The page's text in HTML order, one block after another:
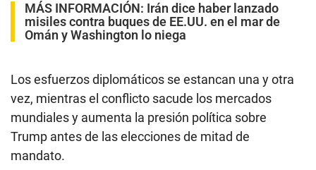
MÁS INFORMACIÓN: Irán dice haber lanzado
misiles contra buques de EE.UU. en el mar de
Omán y Washington lo niega
Los esfuerzos diplomáticos se estancan una y otra
vez, mientras el conflicto sacude los mercados
mundiales y aumenta la presión política sobre
Trump antes de las elecciones de mitad de
mandato.